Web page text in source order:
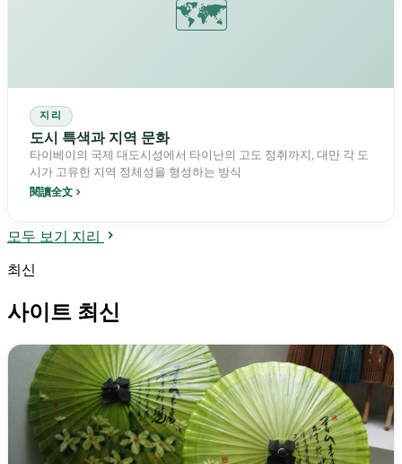
🗺️
지리
도시 특색과 지역 문화
타이베이의 국제 대도시성에서 타이난의 고도 정취까지, 대만 각 도
시가 고유한 지역 정체성을 형성하는 방식
閱讀全文
모두 보기 지리
최신
사이트 최신